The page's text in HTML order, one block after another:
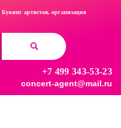
Букинг артистов, организация
+7 499 343-53-23
concert-agent@mail.ru